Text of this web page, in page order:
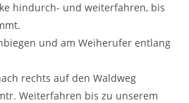
hindurch- und weiterfahren, bis
und am Weiherufer entlang
rechts auf den Waldweg
Weiterfahren bis zu unserem